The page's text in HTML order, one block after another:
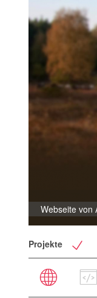
Webseite von
Projekte